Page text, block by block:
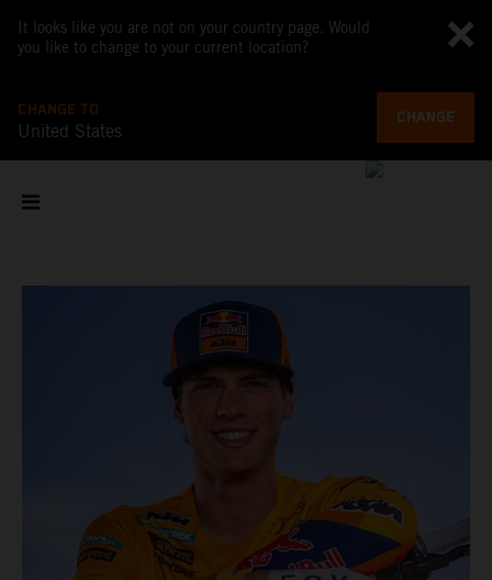
It looks like you are not on your country page. Would
you like to change to your current location?
CHANGE TO
United States
CHANGE